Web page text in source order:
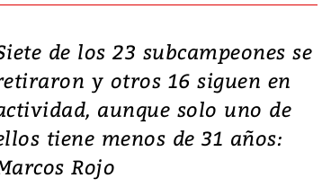
de los 23 subcampeones se
y otros 16 siguen en
aunque solo uno de
tiene menos de 31 años:
Rojo
Video, Japón: Terremoto
deja heridos y graves
daños en Kumamoto